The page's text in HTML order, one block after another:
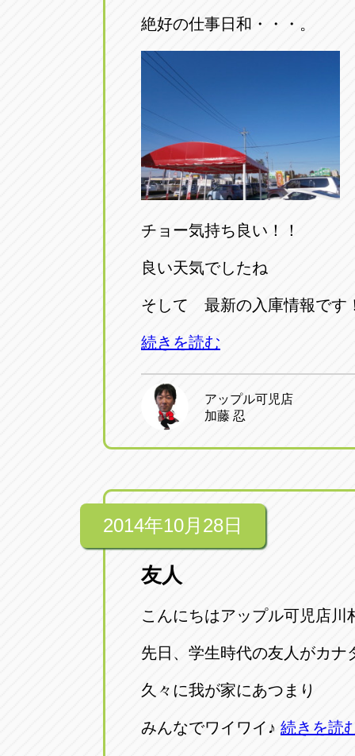
絶好の仕事日和・・・。
チョー気持ち良い！！
良い天気でしたね
そして 最新の入庫情報です
続きを読む
アップル可児店
加藤 忍
2014年10月28日
友人
こんにちはアップル可児店川
先日、学生時代の友人がカナ
久々に我が家にあつまり
みんなでワイワイ♪ 続きを読